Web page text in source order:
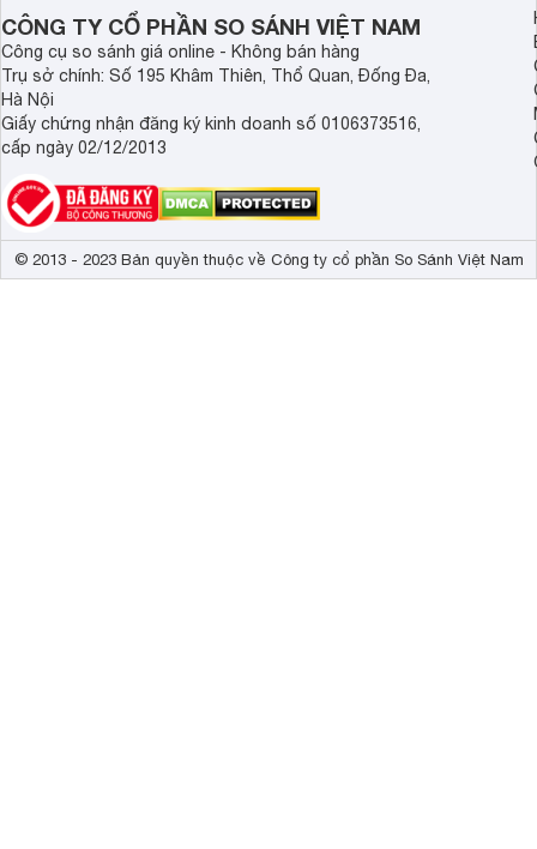
CÔNG TY CỔ PHẦN SO SÁNH VIỆT NAM
Công cụ so sánh giá online - Không bán hàng
Trụ sở chính: Số 195 Khâm Thiên, Thổ Quan, Đống Đa,
Hà Nội
Giấy chứng nhận đăng ký kinh doanh số 0106373516,
cấp ngày 02/12/2013
© 2013 - 2023 Bản quyền thuộc về Công ty cổ phần So Sánh Việt Nam